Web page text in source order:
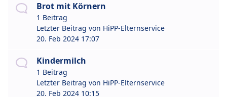
Brot mit Körnern
1 Beitrag
Letzter Beitrag von HiPP-Elternservice
20. Feb 2024 17:07
Kindermilch
1 Beitrag
Letzter Beitrag von HiPP-Elternservice
20. Feb 2024 10:15